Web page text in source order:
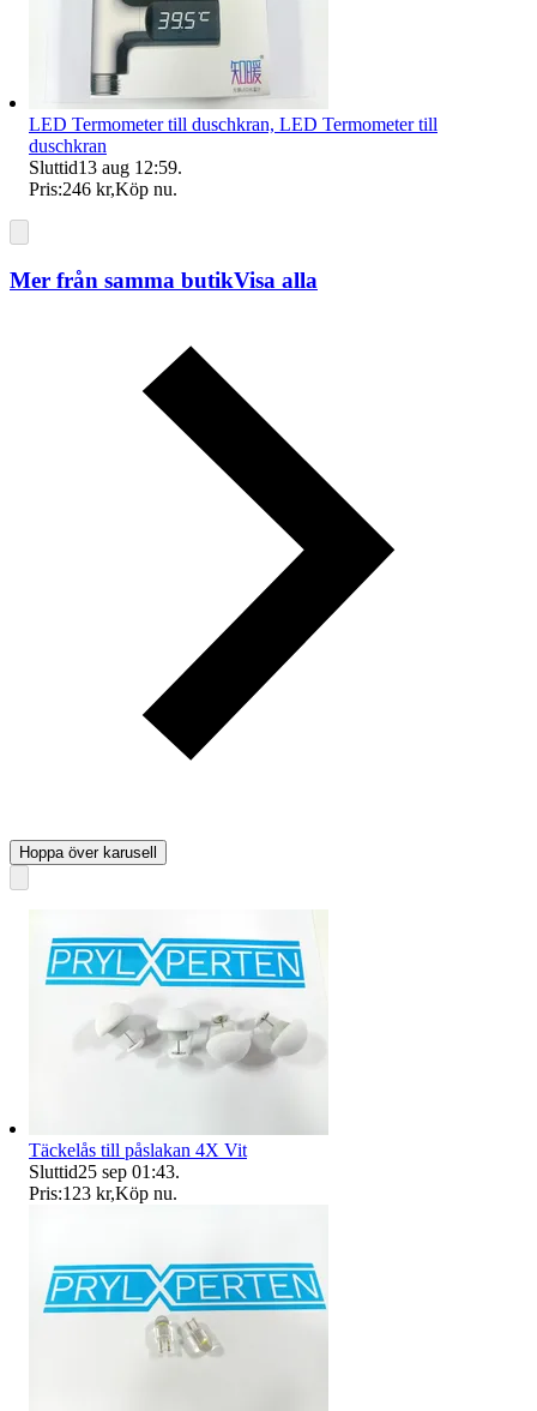
LED Termometer till duschkran, LED Termometer till
duschkran
Sluttid13 aug 12:59.
Pris:246 kr,Köp nu.
Mer från samma butikVisa alla
Hoppa över karusell
Täckelås till påslakan 4X Vit
Sluttid25 sep 01:43.
Pris:123 kr,Köp nu.